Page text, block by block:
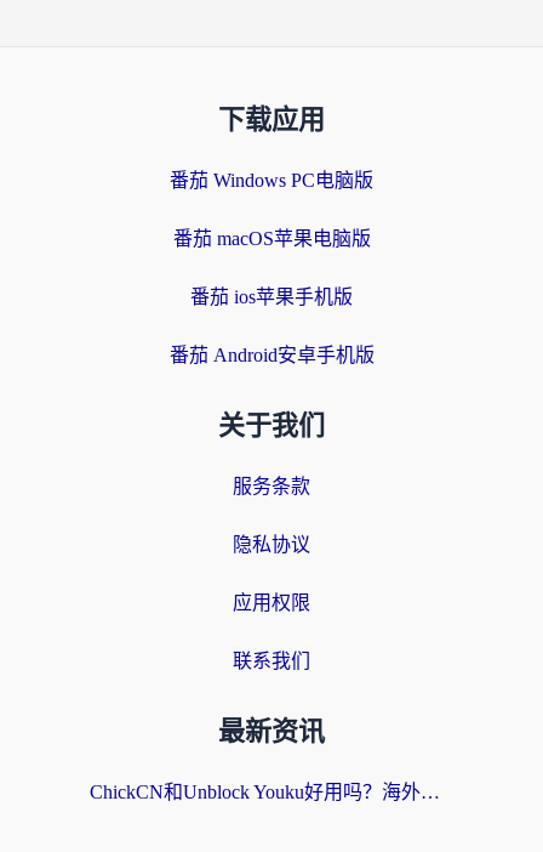
下载应用
番茄 Windows PC电脑版
番茄 macOS苹果电脑版
番茄 ios苹果手机版
番茄 Android安卓手机版
关于我们
服务条款
隐私协议
应用权限
联系我们
最新资讯
ChickCN和Unblock Youku好用吗？海外党亲测3款回国加速器，附iOS免费选择指南